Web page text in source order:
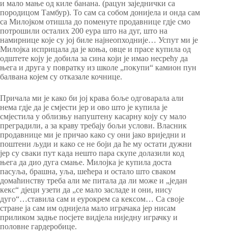
и мало мање од киле банана. (рацун заједнички са
породицом Тамбур). То сам са собом донијела и онда сам
са Милојком отишла до поменуте продавнице гдје смо
потрошили осталих 200 еура што на дуг, што на
намирнице које су јој биле најнеопходније… Успут ми је
Милојка исприцала да је коња, овце и прасе купила од
одштете коју је добила за сина који је имао несрећу да
њега и друга у повратку из школе „покупи“ камион пун
балвана којем су отказале кочнице.
Причала ми је како би јој крава боље одговарала али
нема гдје да је смјести јер и ово што је купила је
смјестила у облизњу напуштену касарну коју су мало
преградили, а за краву требају бољи услови. Власник
продавнице ми је причао како су они јако вриједни и
поштени људи и како се не боји да ће му остати дужни
јер су сваки пут када нешто пара скупе долазили код
њега да дио дуга смање. Милојка је купила доста
пасуља, брашна, уља, шећера и остало што сваком
домаћинству треба али ме питала да ли може и „један
кекс“ дјеци узети да „се мало засладе и они, нису
дуго“…ставила сам и еурокрем са кексом… Са своје
стране ја сам им однијела мало играчака јер нисам
приликом задње посјете видјела ниједну играчку и
половне гардеробице.